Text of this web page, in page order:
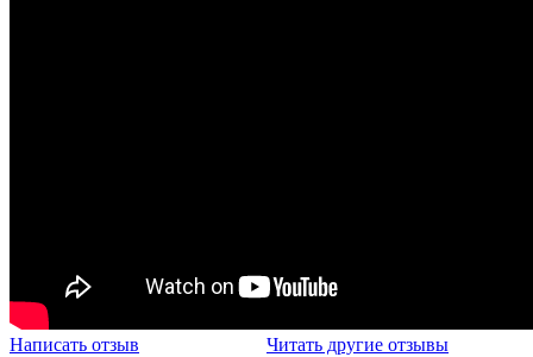
Написать отзыв Читать другие отзывы